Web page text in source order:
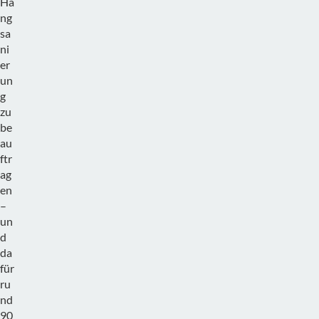
ng
sa
ni
er
un
g
zu
be
au
ftr
ag
en
–
un
d
da
für
ru
nd
90